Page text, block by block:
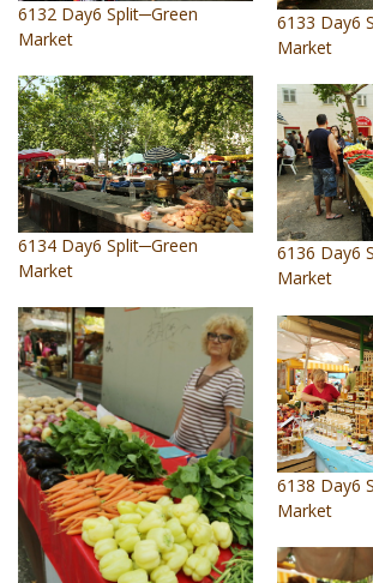
6132 Day6 Split─Green
Market
6133 Day6
Market
6134 Day6 Split─Green
Market
6136 Day6
Market
6138 Day6
Market